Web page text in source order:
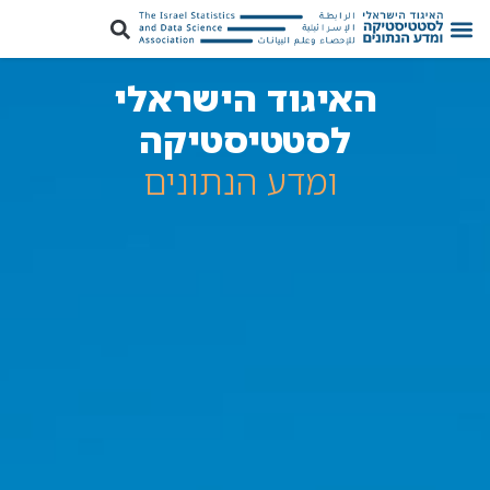
האיגוד הישראלי
לסטטיסטיקה
ומדע הנתונים